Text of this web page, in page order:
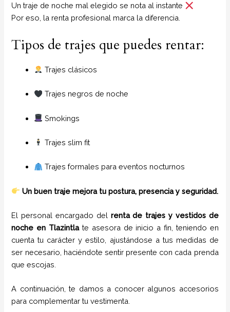
Un traje de noche mal elegido se nota al instante
Por eso, la renta profesional marca la diferencia.
Tipos de trajes que puedes rentar:
Trajes clásicos
Trajes negros de noche
Smokings
Trajes slim fit
Trajes formales para eventos nocturnos
Un buen traje mejora tu postura, presencia y seguridad.
El personal encargado del renta de trajes y vestidos de
noche en Tlazintlate asesora de inicio a fin, teniendo en
cuenta tu carácter y estilo, ajustándose a tus medidas de
ser necesario, haciéndote sentir presente con cada prenda
que escojas.
A continuación, te damos a conocer algunos accesorios
para complementar tu vestimenta.